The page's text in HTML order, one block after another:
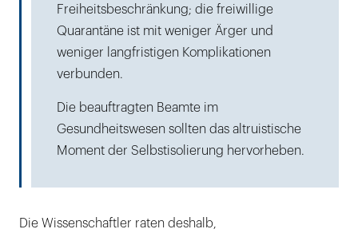
Freiheitsbeschränkung; die freiwillige
Quarantäne ist mit weniger Ärger und
weniger langfristigen Komplikationen
verbunden.
Die beauftragten Beamte im
Gesundheitswesen sollten das altruistische
Moment der Selbstisolierung hervorheben.
Die Wissenschaftler raten deshalb,